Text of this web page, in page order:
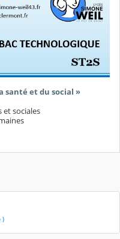
santé et du social »
et sociales
)